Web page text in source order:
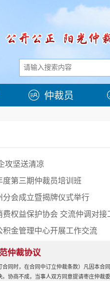
仲裁员
攻坚送清凉
度第三期仲裁员培训班
分会成立暨揭牌仪式举行
权益保护协会 交流仲调对接
金管理中心开展工作交流
仲裁协议
合同时，在合同中订立仲裁条款）凡因本合
。协商不成，当事人双方同意提请枣庄仲裁